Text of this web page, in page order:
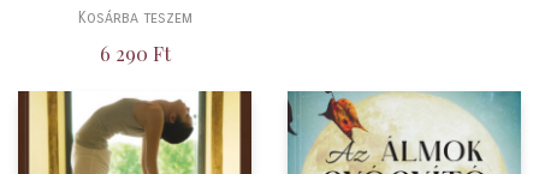
Kosárba teszem
6 290 Ft